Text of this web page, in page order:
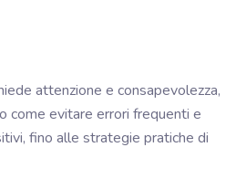
attenzione e consapevolezza,
come evitare errori frequenti e
fino alle strategie pratiche di